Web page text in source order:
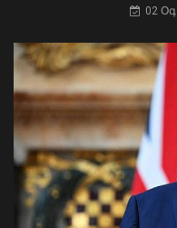
Հարավային
անվտանգ,
ԱՄՆ նախագահի
09 Օգոստոս, 2026 12:24
07 Օգոստոս, 2026 17:03
02